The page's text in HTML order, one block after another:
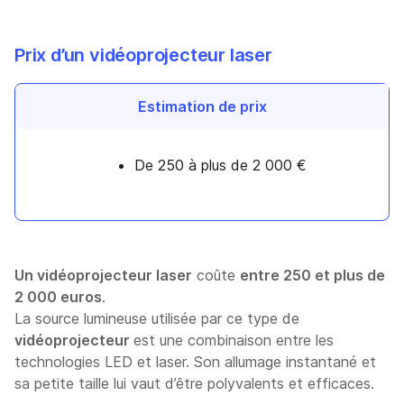
Prix d’un vidéoprojecteur laser
Estimation de prix
De 250 à plus de 2 000 €
Un vidéoprojecteur laser coûte entre 250 et plus de
2 000 euros.
La source lumineuse utilisée par ce type de
vidéoprojecteur est une combinaison entre les
technologies LED et laser. Son allumage instantané et
sa petite taille lui vaut d’être polyvalents et efficaces.